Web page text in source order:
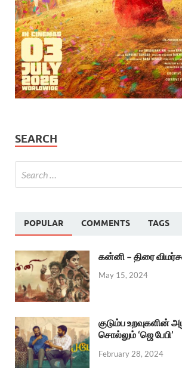
SEARCH
POPULAR COMMENTS TAGS
கன்னி – திரை
May 15, 2024
குடும்ப
சொல்லும் ‘ஜெ பேபி’
February 28, 2024